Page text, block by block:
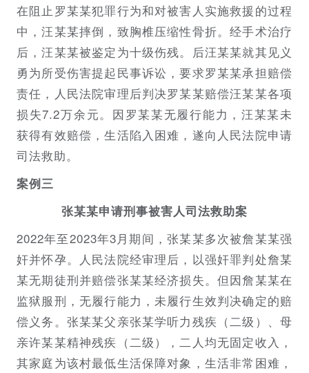
在阻止罗某某犯罪行为和对被害人实施救援的过程
中，汪某某摔倒，致胸椎压缩性骨折。经手术治疗
后，汪某某被鉴定为十级伤残。后汪某某就其见义
勇为所受伤害提起民事诉讼，要求罗某某承担赔偿
责任，人民法院审理后判决罗某某赔偿汪某某各项
损失7.2万余元。因罗某某无履行能力，汪某某未
获得有效赔偿，生活陷入困难，遂向人民法院申请
司法救助。
案例三
张某某申请刑事被害人司法救助案
2022年至2023年3月期间，张某某多次被詹某某强
奸并怀孕。人民法院经审理后，以强奸罪判处詹某
某无期徒刑并赔偿张某某经济损失。但因詹某某在
监狱服刑，无履行能力，未履行生效判决确定的赔
偿义务。张某某父亲张某学听力残疾（二级）、母
亲许某某精神残疾（二级），二人均无固定收入，
其家庭为该村最低生活保障对象，生活非常困难，